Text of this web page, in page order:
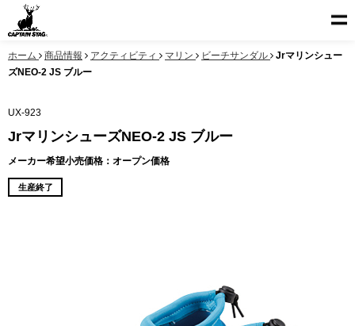
ホーム 商品情報 アクティビティ マリン ビーチサンダル
Jrマリンシュー
ズNEO-2 JS ブルー
UX-923
JrマリンシューズNEO-2 JS ブルー
メーカー希望小売価格：オープン価格
生産終了